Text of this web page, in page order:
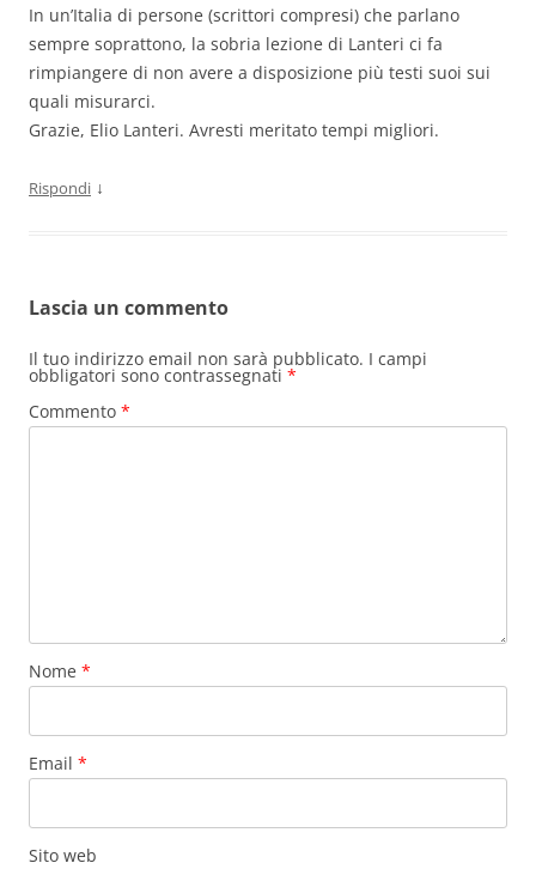
In un’Italia di persone (scrittori compresi) che parlano
sempre soprattono, la sobria lezione di Lanteri ci fa
rimpiangere di non avere a disposizione più testi suoi sui
quali misurarci.
Grazie, Elio Lanteri. Avresti meritato tempi migliori.
Rispondi ↓
Lascia un commento
Il tuo indirizzo email non sarà pubblicato. I campi
obbligatori sono contrassegnati *
Commento *
Nome *
Email *
Sito web